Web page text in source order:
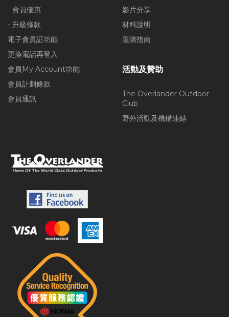
- 會員優惠
- 升級條款
電子會員証功能
更換電話再登入
會員My Account功能
會員計劃條款
會員通訊
影片分享
材料說明
選購指南
活動及贊助
The Overlander Outdoor
Club
野外活動及機構連結